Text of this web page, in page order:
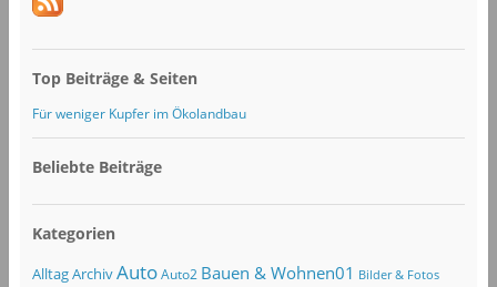
Top Beiträge & Seiten
Für weniger Kupfer im Ökolandbau
Beliebte Beiträge
Kategorien
AlltagArchivAuto Auto2 Bauen & Wohnen01 Bilder & Fotos